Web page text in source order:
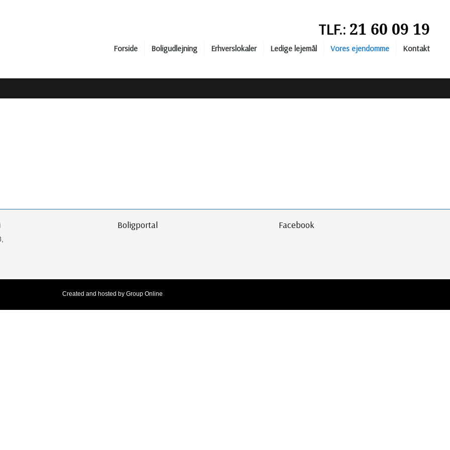
TLF.: ​​ 21 60 09 19
Forside Boligudlejning Erhverslokaler Ledige lejemål Vores ejendomme Kontakt
Boligportal​​ Facebook​​
Created and hosted by Group Online